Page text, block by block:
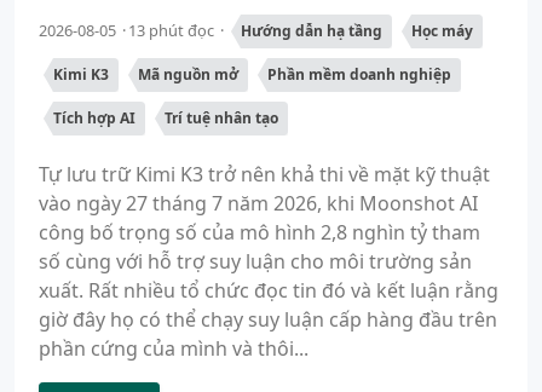
2026-08-05 13 phút đọc Hướng dẫn hạ tầng Học máy
Kimi K3 Mã nguồn mở Phần mềm doanh nghiệp
Tích hợp AI Trí tuệ nhân tạo
Tự lưu trữ Kimi K3 trở nên khả thi về mặt kỹ thuật
vào ngày 27 tháng 7 năm 2026, khi Moonshot AI
công bố trọng số của mô hình 2,8 nghìn tỷ tham
số cùng với hỗ trợ suy luận cho môi trường sản
xuất. Rất nhiều tổ chức đọc tin đó và kết luận rằng
giờ đây họ có thể chạy suy luận cấp hàng đầu trên
phần cứng của mình và thôi...